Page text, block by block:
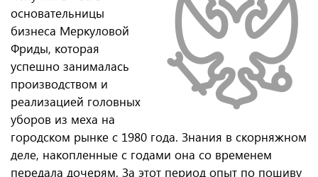
Свое название магазин
получил в честь
основательницы
бизнеса Меркуловой
Фриды, которая
успешно занималась
производством и
реализацией головных
уборов из меха на
городском рынке с 1980 года. Знания в скорняжном